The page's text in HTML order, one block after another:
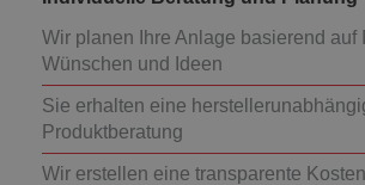
Wir planen Ihre Anlage basierend auf
Wünschen und Ideen
Sie erhalten eine
Produktberatung
Wir erstellen eine transparente